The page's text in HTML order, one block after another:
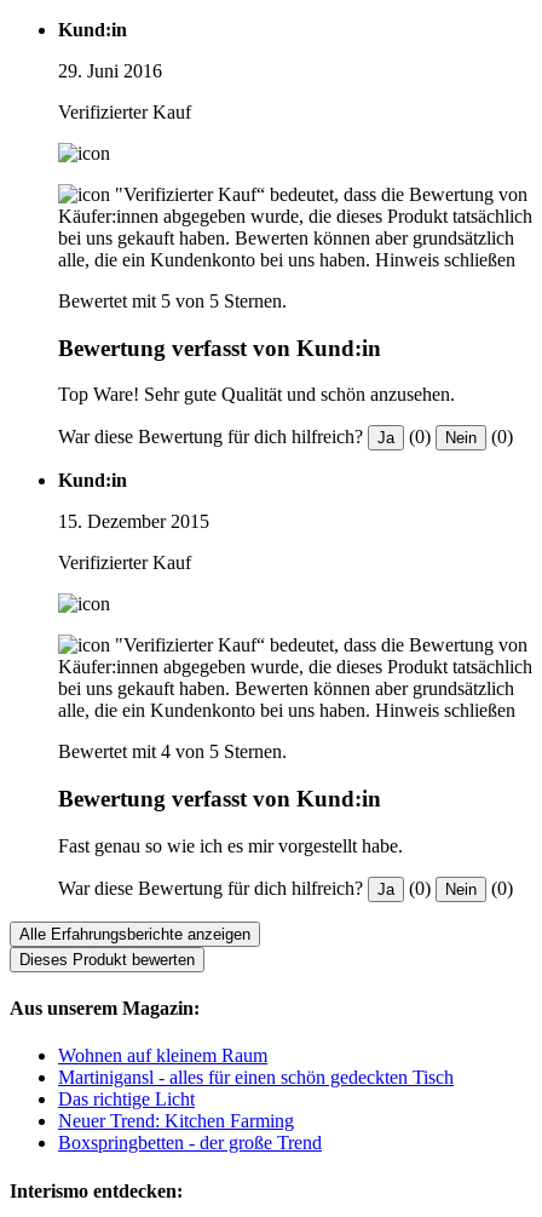
Kund:in
29. Juni 2016
Verifizierter Kauf
"Verifizierter Kauf“ bedeutet, dass die Bewertung von
Käufer:innen abgegeben wurde, die dieses Produkt tatsächlich
bei uns gekauft haben. Bewerten können aber grundsätzlich
alle, die ein Kundenkonto bei uns haben. Hinweis schließen
Bewertet mit 5 von 5 Sternen.
Bewertung verfasst von Kund:in
Top Ware! Sehr gute Qualität und schön anzusehen.
War diese Bewertung für dich hilfreich? Ja (0) Nein (0)
Kund:in
15. Dezember 2015
Verifizierter Kauf
"Verifizierter Kauf“ bedeutet, dass die Bewertung von
Käufer:innen abgegeben wurde, die dieses Produkt tatsächlich
bei uns gekauft haben. Bewerten können aber grundsätzlich
alle, die ein Kundenkonto bei uns haben. Hinweis schließen
Bewertet mit 4 von 5 Sternen.
Bewertung verfasst von Kund:in
Fast genau so wie ich es mir vorgestellt habe.
War diese Bewertung für dich hilfreich? Ja (0) Nein (0)
Alle Erfahrungsberichte anzeigen
Dieses Produkt bewerten
Aus unserem Magazin:
Wohnen auf kleinem Raum
Martinigansl - alles für einen schön gedeckten Tisch
Das richtige Licht
Neuer Trend: Kitchen Farming
Boxspringbetten - der große Trend
Interismo entdecken: